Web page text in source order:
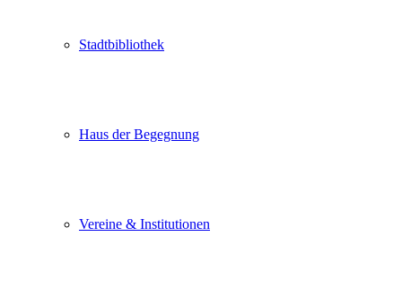
Stadtbibliothek
Haus der Begegnung
Vereine & Institutionen